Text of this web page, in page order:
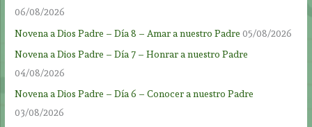
06/08/2026
Novena a Dios Padre – Día 8 – Amar a nuestro Padre 05/08/2026
Novena a Dios Padre – Día 7 – Honrar a nuestro Padre
04/08/2026
Novena a Dios Padre – Día 6 – Conocer a nuestro Padre
03/08/2026